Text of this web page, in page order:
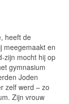
heeft de
meegemaakt en
zijn mocht hij op
gymnasium
Joden
zelf werd – zo
Zijn vrouw